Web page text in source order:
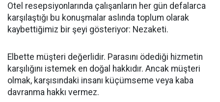
Otel resepsiyonlarında çalışanların her gün defalarca
karşılaştığı bu konuşmalar aslında toplum olarak
kaybettiğimiz bir şeyi gösteriyor: Nezaketi.
Elbette müşteri değerlidir. Parasını ödediği hizmetin
karşılığını istemek en doğal hakkıdır. Ancak müşteri
olmak, karşısındaki insanı küçümseme veya kaba
davranma hakkı vermez.